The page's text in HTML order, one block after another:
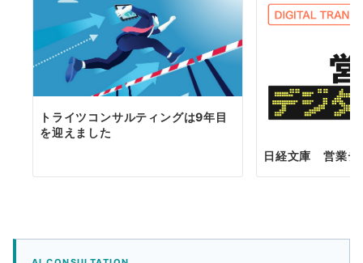
トライツコンサルティングは9年目
を迎えました
日経文庫 営業デ